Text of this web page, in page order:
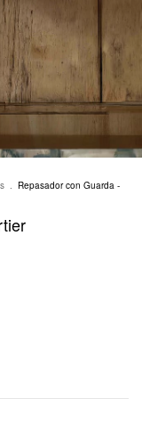
. Repasador con Guarda -